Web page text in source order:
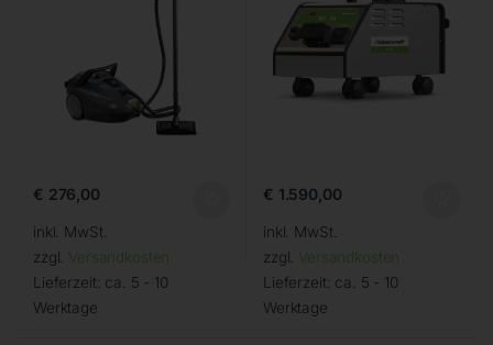
€ 276,00
inkl. MwSt.
zzgl. Versandkosten
Lieferzeit: ca. 5 - 10
Werktage
€ 1.590,00
inkl. MwSt.
zzgl. Versandkosten
Lieferzeit: ca. 5 - 10
Werktage